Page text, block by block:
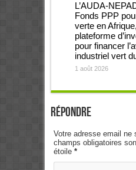
L’AUDA-
Fonds PPP
verte en
plateforme
pour financer
industriel vert
1 août 2026
Répondre
Votre adresse email ne
champs obligatoires
étoile *